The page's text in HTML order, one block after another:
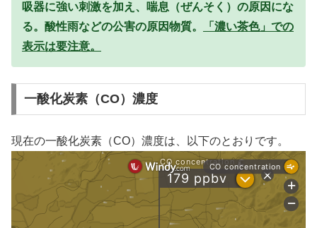
吸器に強い刺激を加え、喘息（ぜんそく）の原因にな
る。酸性雨などの公害の原因物質。
「濃い茶色」での
表示は要注意。
一酸化炭素（CO）濃度
現在の一酸化炭素（CO）濃度は、以下のとおりです。